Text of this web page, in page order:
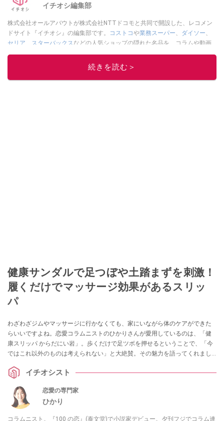
イチオシ編集部
株式会社オールアバウトが株式会社NTTドコモと共同で開設した、レコメン
ドサイト『イチオシ』の編集部です。
コストコや業務スーパー、 ダイソー、
セリア
スターバックス などの人気ショップの隠れた名品を、コラムや動画
を通してご紹介。話題のグルメやマニアが紹介するアウトドア情報も満載で
す。配信しているコンテンツは専門家やインフルエンサーが実際に使用して
レビューしています。毎日トレンド情報をお届けしているので、ぜひ
ニュースでフォローしてください！
続きを読む＞
健康サンダルで足つぼや土踏まずを刺激！
履くだけでマッサージ効果があるスリッ
パ
わざわざジムやマッサージに行かなくても、家にいながら体のケアができた
らいいですよね。恋愛コラムニストのひかりさんが愛用しているのは、「健
康スリッパ からだにい岩」。歩くだけで足ツボを押せるということで、「今
ではこれ以外のものは考えられない」と大絶賛。その魅力を語ってくれまし
イチオシスト
恋愛の専門家
ひかり
コラムニスト。『100 の恋』(泰文堂)で小説家デビュー。夕刊フジでコラム連